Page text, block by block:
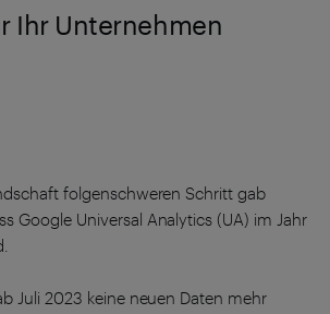
Ihr Unternehmen
folgenschweren Schritt gab
Google Universal Analytics (UA) im Jahr
Juli 2023 keine neuen Daten mehr